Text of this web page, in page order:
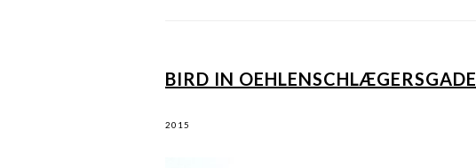
BIRD IN OEHLENSCHLÆGERSGADE
2015